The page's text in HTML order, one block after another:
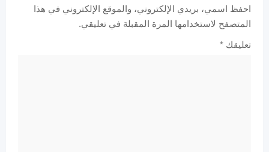
احفظ اسمي، بريدي الإلكتروني، والموقع الإلكتروني في هذا
المتصفح لاستخدامها المرة المقبلة في تعليقي.
تعليقك *